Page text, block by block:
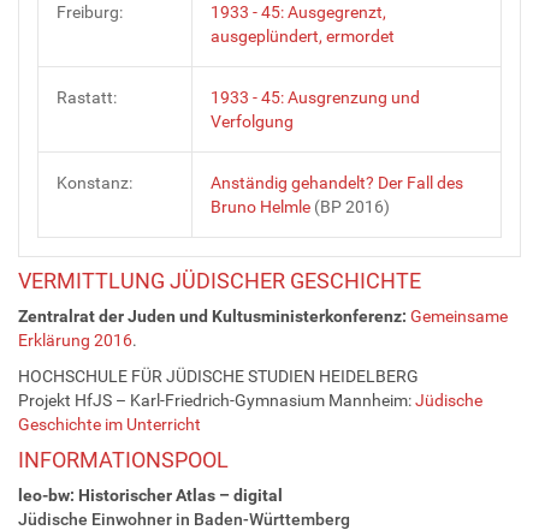
Freiburg:
1933 - 45: Ausgegrenzt,
ausgeplündert, ermordet
Rastatt:
1933 - 45: Ausgrenzung und
Verfolgung
Konstanz:
Anständig gehandelt? Der Fall des
Bruno Helmle (BP 2016)
VERMITTLUNG JÜDISCHER GESCHICHTE
Zentralrat der Juden und Kultusministerkonferenz: Gemeinsame
Erklärung 2016.
HOCHSCHULE FÜR JÜDISCHE STUDIEN HEIDELBERG
Projekt HfJS – Karl-Friedrich-Gymnasium Mannheim:Jüdische
Geschichte im Unterricht
INFORMATIONSPOOL
leo-bw: Historischer Atlas – digital
Jüdische Einwohner in Baden-Württemberg